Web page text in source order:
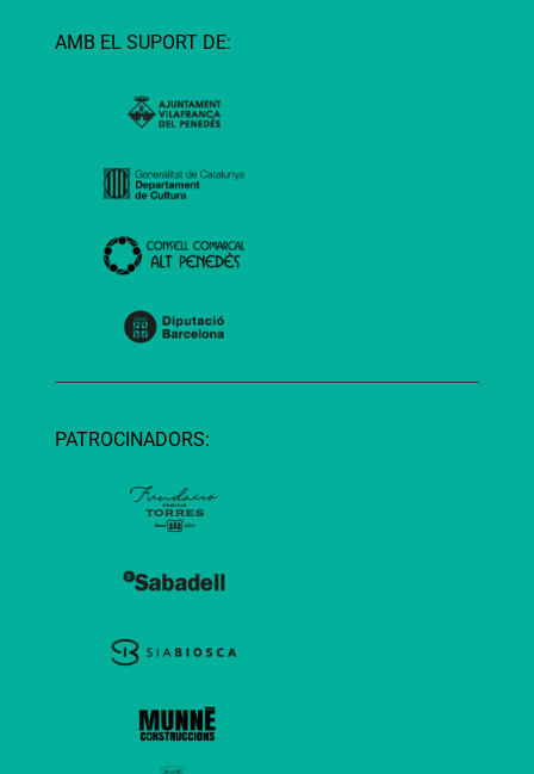
AMB EL SUPORT DE:
PATROCINADORS: